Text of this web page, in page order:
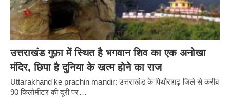
उत्तराखंड गुफ़ा में स्थित है भगवान शिव का एक अनोखा
मंदिर, छिपा है दुनिया के खत्म होने का राज
Uttarakhand ke prachin mandir: उत्तराखंड के पिथौराग़ढ़ जिले से करीब
90 किलोमीटर की दूरी पर…